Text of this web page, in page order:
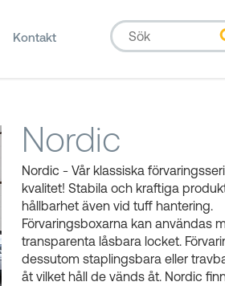
Kontakt
Nordic
Nordic - Vår klassiska
kvalitet! Stabila och kraftiga
hållbarhet även vid tuff hantering.
Förvaringsboxarna kan användas
transparenta låsbara locket.
dessutom staplingsbara eller
åt vilket håll de vänds åt. Nordic